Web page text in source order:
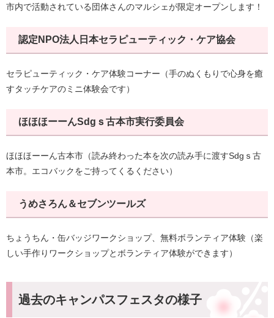
市内で活動されている団体さんのマルシェが限定オープンします！
認定NPO法人日本セラピューティック・ケア協会
セラピューティック・ケア体験コーナー（手のぬくもりで心身を癒
すタッチケアのミニ体験会です）
ほほほーーんSdgｓ古本市実行委員会
ほほほーーん古本市（読み終わった本を次の読み手に渡すSdgｓ古
本市。エコバックをご持ってくるください）
うめさろん＆セブンツールズ
ちょうちん・缶バッジワークショップ、無料ボランティア体験（楽
しい手作りワークショップとボランティア体験ができます）
過去のキャンパスフェスタの様子